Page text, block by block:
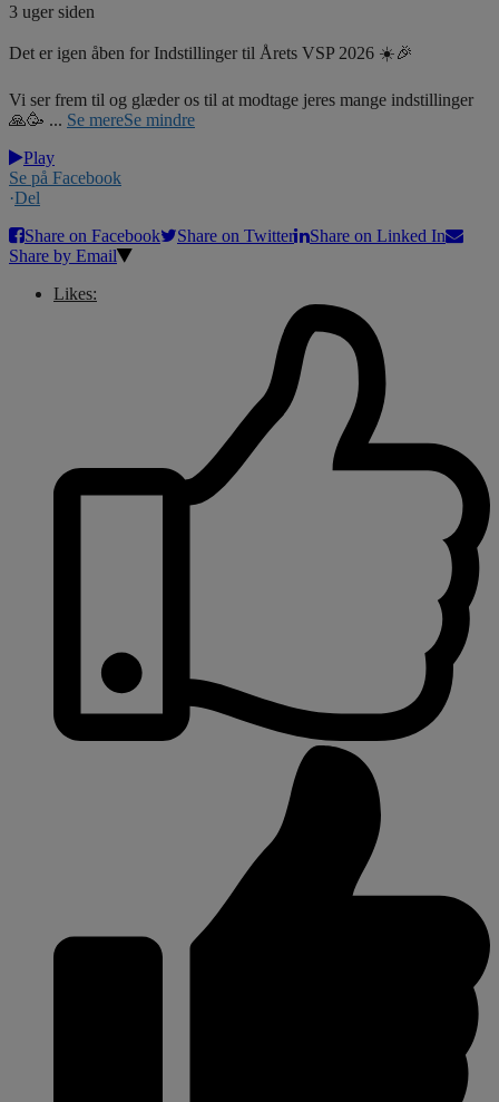
3 uger siden
Det er igen åben for Indstillinger til Årets VSP 2026 ☀️🎉
Vi ser frem til og glæder os til at modtage jeres mange indstillinger
🙏🥳 ... Se mereSe mindre
Play
Se på Facebook
·Del
Share on Facebook
Share on Twitter
Share on Linked In
Share by Email
Likes: